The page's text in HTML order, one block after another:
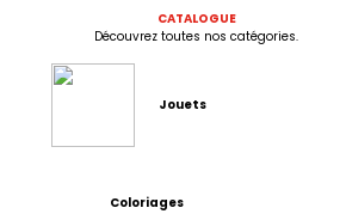
CATALOGUE
Découvrez toutes nos catégories.
Jouets
Coloriages